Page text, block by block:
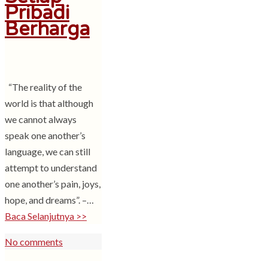
Pribadi
Berharga
“The reality of the
world is that although
we cannot always
speak one another’s
language, we can still
attempt to understand
one another’s pain, joys,
hope, and dreams”. –…
Baca Selanjutnya >>
No comments